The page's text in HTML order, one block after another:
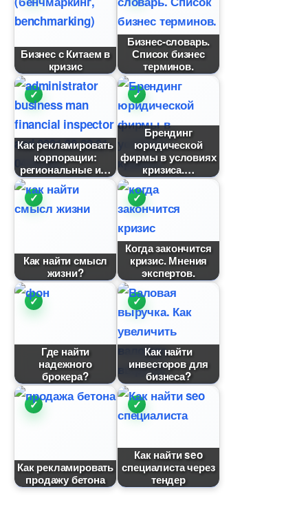
Бизнес с Китаем
кризис
Бизнес-словарь.
Список бизнес
терминов.
Как рекламировать
корпорации:
региональные и
Брендин
юридической
фирмы в условиях
кризиса.
Как найти смысл
жизни?
Когда закончится
кризис. Мнения
экспертов.
Где найти
надежного
рокера?
Как найти
инвесторов для
изнеса?
Как рекламировать
продажу бетона
Как найти seo
специалиста через
тендер